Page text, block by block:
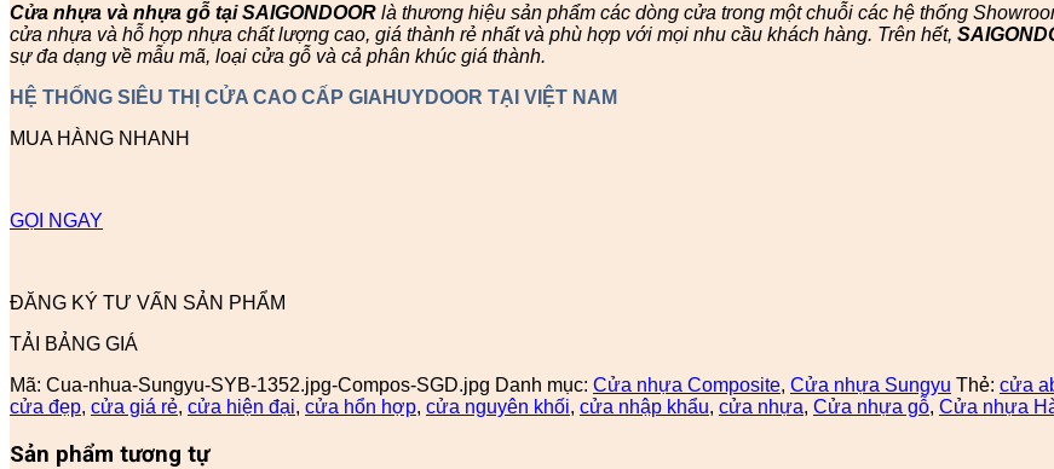
Cửa nhựa và nhựa gỗ tại SAIGONDOOR là thương hiệu sản phẩm các dòng cửa trong một chuỗi các hệ thống
cửa nhựa và hỗ hợp nhựa chất lượng cao, giá thành rẻ nhất và phù hợp với mọi nhu cầu khách hàng. Trên hết,
sự đa dạng về mẫu mã, loại cửa gỗ và cả phân khúc giá thành.
HỆ THỐNG SIÊU THỊ CỬA CAO CẤP GIAHUYDOOR TẠI VIỆT NAM
MUA HÀNG NHANH
GỌI NGAY
ĐĂNG KÝ TƯ VẤN SẢN PHẨM
TẢI BẢNG GIÁ
Mã: Cua-nhua-Sungyu-SYB-1352.jpg-Compos-SGD.jpg Danh mục: Cửa nhựa Composite, Cửa nhựa Sungyu Thẻ: cửa
cửa đẹp, cửa giá rẻ, cửa hiện đại, cửa hổn hợp, cửa nguyên khối, cửa nhập khẩu, cửa nhựa, Cửa nhựa gỗ, Cửa nhựa
Sản phẩm tương tự